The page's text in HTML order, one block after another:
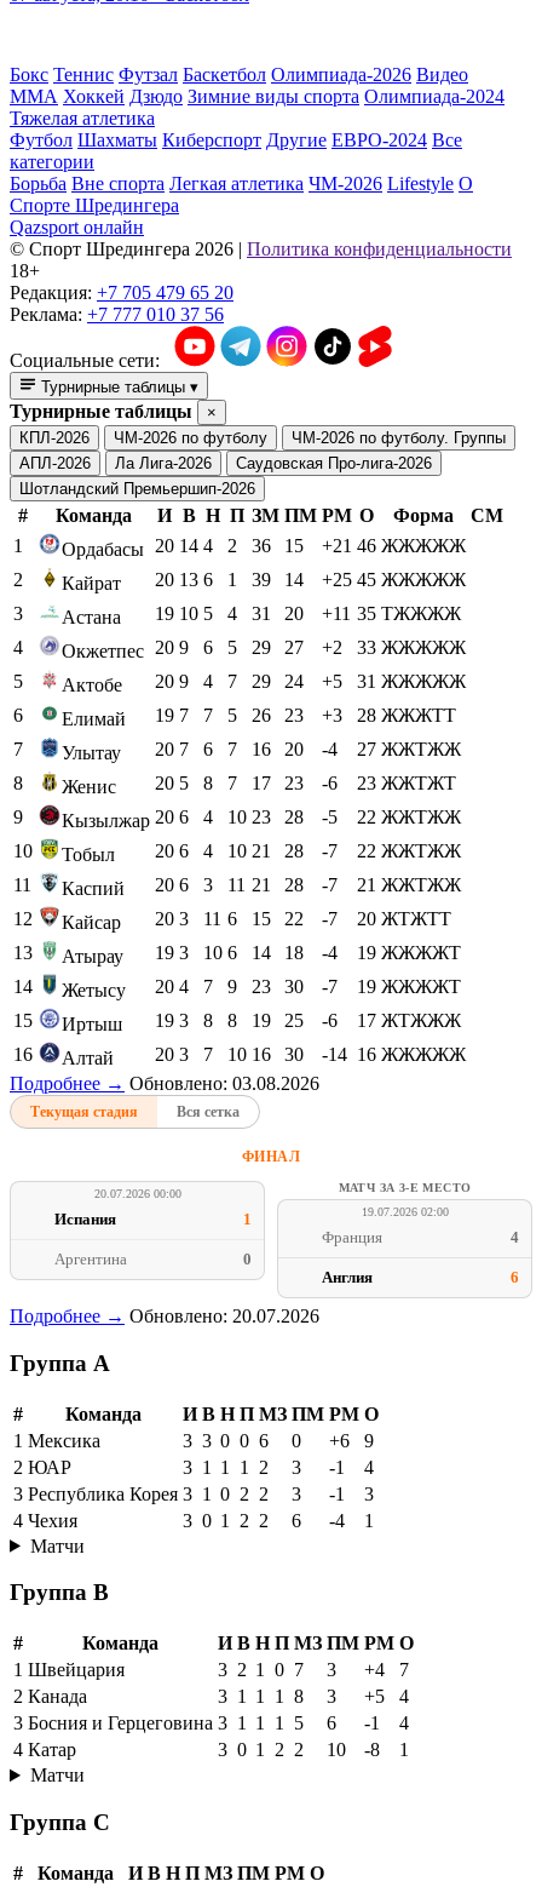
Бокс Теннис Футзал Баскетбол Олимпиада-2026 Видео
ММА Хоккей Дзюдо Зимние виды спорта Олимпиада-2024
Тяжелая атлетика
Футбол Шахматы Киберспорт Другие ЕВРО-2024 Все
категории
Борьба Вне спорта Легкая атлетика ЧМ-2026 Lifestyle О
Спорте Шредингера
Qazsport онлайн
© Cпорт Шредингера 2026 | Политика конфиденциальности
18+
Редакция: +7 705 479 65 20
Реклама: +7 777 010 37 56
Социальные сети:
Турнирные таблицы ▾
Турнирные таблицы
×
КПЛ-2026
ЧМ-2026 по футболу
ЧМ-2026 по футболу. Группы
АПЛ-2026
Ла Лига-2026
Саудовская Про-лига-2026
Шотландский Премьершип-2026
# Команда И В Н П ЗМ ПМ РМ О Форма
СМ
1
Ордабасы 20 14 4 2 36 15 +21 46 ЖЖЖЖЖ
2
Кайрат 20 13 6 1 39 14 +25 45 ЖЖЖЖЖ
3
Астана 19 10 5 4 31 20 +11 35 ТЖЖЖЖ
4
Окжетпес 20 9 6 5 29 27 +2 33 ЖЖЖЖЖ
5
Актобе 20 9 4 7 29 24 +5 31 ЖЖЖЖЖ
6
Елимай 19 7 7 5 26 23 +3 28 ЖЖЖТТ
7
Улытау 20 7 6 7 16 20 -4 27 ЖЖТЖЖ
8
Женис 20 5 8 7 17 23 -6 23 ЖЖТЖТ
9
Кызылжар 20 6 4 10 23 28 -5 22 ЖЖТЖЖ
10
Тобыл 20 6 4 10 21 28 -7 22 ЖЖТЖЖ
11
Каспий 20 6 3 11 21 28 -7 21 ЖЖТЖЖ
12
Кайсар 20 3 11 6 15 22 -7 20 ЖТЖТТ
13
Атырау 19 3 10 6 14 18 -4 19 ЖЖЖЖТ
14
Жетысу 20 4 7 9 23 30 -7 19 ЖЖЖЖТ
15
Иртыш 19 3 8 8 19 25 -6 17 ЖТЖЖЖ
16
Алтай 20 3 7 10 16 30 -14 16 ЖЖЖЖЖ
Подробнее → Обновлено: 03.08.2026
Текущая стадия Вся сетка
ФИНАЛ
20.07.2026 00:00
Испания 1
Аргентина 0
МАТЧ ЗА 3-Е МЕСТО
19.07.2026 02:00
Франция 4
Англия 6
Подробнее → Обновлено: 20.07.2026
Группа A
# Команда И В Н П МЗ ПМ РМ О
1 Мексика 3 3 0 0 6 0 +6
9
2 ЮАР 3 1 1 1 2 3 -1
4
3 Республика Корея 3 1 0 2 2 3 -1
3
4 Чехия 3 0 1 2 2 6 -4
1
Матчи
Группа B
# Команда И В Н П МЗ ПМ РМ О
1 Швейцария 3 2 1 0 7 3 +4
7
2 Канада 3 1 1 1 8 3 +5
4
3 Босния и Герцеговина 3 1 1 1 5 6 -1
4
4 Катар 3 0 1 2 2 10 -8
1
Матчи
Группа C
# Команда И В Н П МЗ ПМ РМ О